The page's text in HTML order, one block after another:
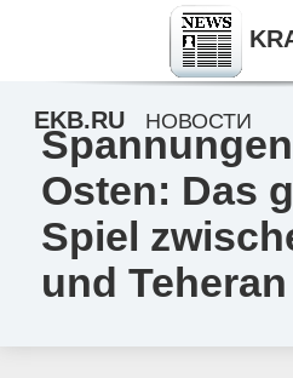
Osten: Das
Spiel
und Teheran
EKB.RU НОВОСТИ